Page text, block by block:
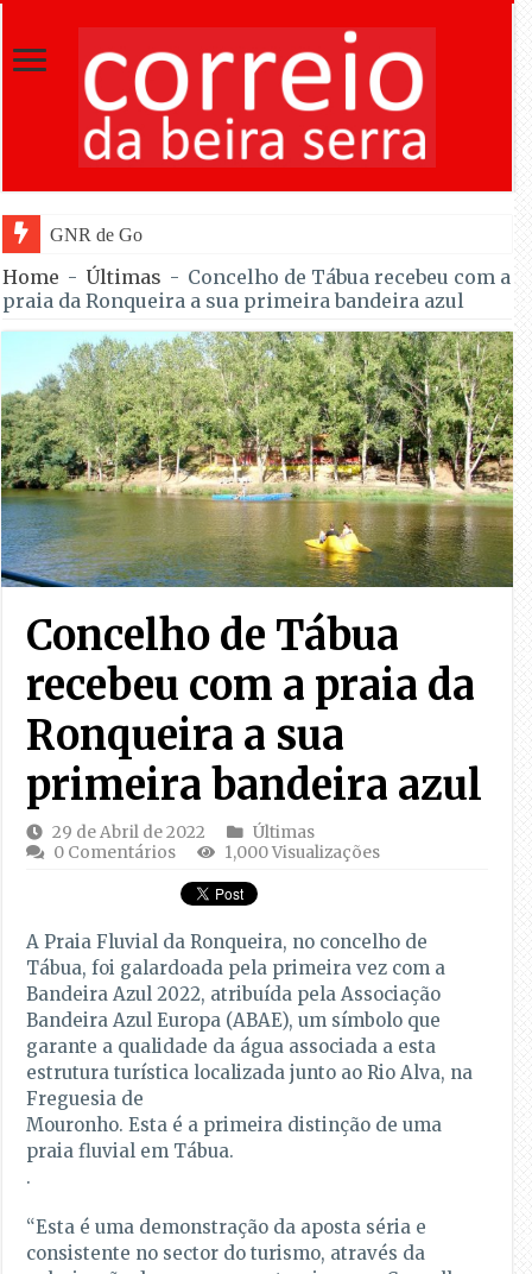
GNR de Gouveia desmantelou alegada
Home - Últimas - Concelho de Tábua recebeu com a
praia da Ronqueira a sua primeira bandeira azul
Concelho de Tábua
recebeu com a praia da
Ronqueira a sua
primeira bandeira azul
29 de Abril de 2022
Últimas
0 Comentários
1,000 Visualizações
A Praia Fluvial da Ronqueira, no concelho de
Tábua, foi galardoada pela primeira vez com a
Bandeira Azul 2022, atribuída pela Associação
Bandeira Azul Europa (ABAE), um símbolo que
garante a qualidade da água associada a esta
estrutura turística localizada junto ao Rio Alva, na
Freguesia de
Mouronho. Esta é a primeira distinção de uma
praia fluvial em Tábua.
.
“Esta é uma demonstração da aposta séria e
consistente no sector do turismo, através da